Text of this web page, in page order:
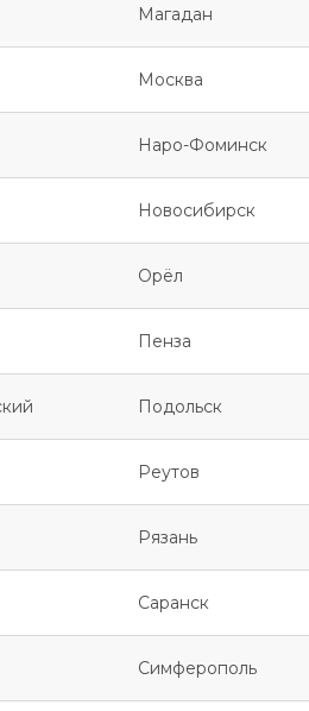
Магадан
Москва
Наро-Фоминск
Новосибирск
Орёл
Пенза
Подольск
Реутов
Рязань
Саранск
Симферополь